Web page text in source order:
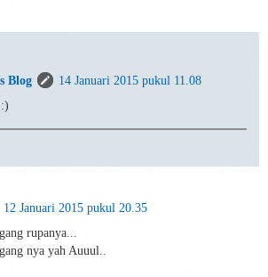
Blog
14 Januari 2015 pukul 11.08
12 Januari 2015 pukul 20.35
rupanya...
nya yah Auuul..